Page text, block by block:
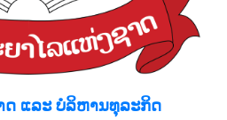
ດ ແລະ ບໍລິຫານທຸລະກິດ